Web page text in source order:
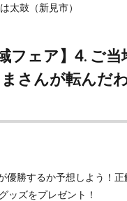
太鼓（新見市）
フェア】4. ご
さんが転んだ
優勝するか予想しよう！正
ッズをプレゼント！